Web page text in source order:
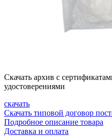
Скачать архив с
удостоверениями
скачать
Скачать типовой договор
Подробное описание товара
Доставка и оплата